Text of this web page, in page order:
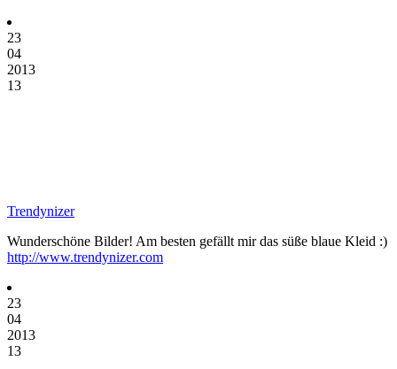
23
04
2013
13
Trendynizer
Wunderschöne Bilder! Am besten gefällt mir das süße blaue Kleid :)
http://www.trendynizer.com
23
04
2013
13